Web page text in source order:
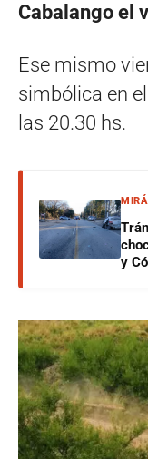
Cabalango el
Ese mismo
simbólica en
las 20.30 hs.
y